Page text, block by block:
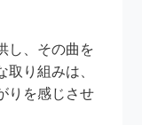
し、その曲を
り組みは、
りを感じさせ